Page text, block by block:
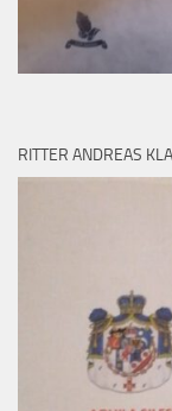
RITTER ANDREAS